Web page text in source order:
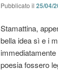
Pubblicato il 25/04/
Stamattina,
bella idea sì e i
poesia fossero